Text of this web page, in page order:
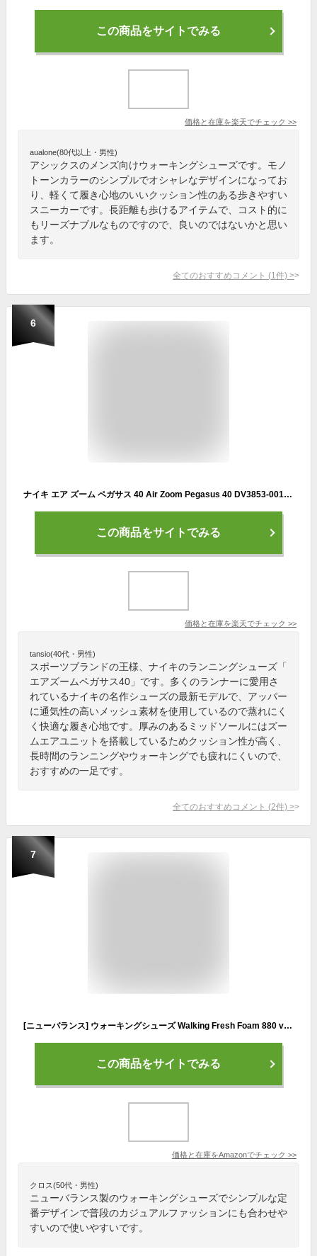
この商品をサイトでみる
価格と在庫を楽天でチェック >>
aualone(80代以上・男性)
アシックスのメンズ向けウォーキングシューズです。モノ
トーンカラーのシンプルでオシャレなデザインになってお
り、軽くて履き心地のいいクッション性のある歩きやすい
スニーカーです。長距離も歩けるアイテムで、コスト的に
もリーズナブルなものですので、良いのではないかと思い
ます。
全てのおすすめコメント (1 件) >
6
ナイキ エア ズーム ペガサス 40 Air Zoom Pegasus 40 DV3853-001 メンズ 陸上/ランニングシューズ : ブラック×ホワイト NIKE DV3853 001
この商品をサイトでみる
価格と在庫を楽天でチェック >>
tansio(40代・男性)
スポーツブランドの王様、ナイキのランニングシューズ「
エアズームペガサス40」です。多くのランナーに愛用さ
れているナイキの名作シューズの最新モデルで、アッパー
に通気性の高いメッシュ素材を使用しているので蒸れにく
く快適な履き心地です。厚みのあるミッドソールにはズー
ムエアユニットを搭載しているためクッション性が高く、
長時間のランニングやウォーキングでも疲れにくいので、
おすすめの一足です。
全てのおすすめコメント (2件) >
7
[ニューバランス] ウォーキングシューズ Walking Fresh Foam 880 v6 メンズ CG6(GRAY) 29.0 cm 4E
この商品をサイトでみる
価格と在庫をAmazonでチェック >>
クロス(50代・男性)
ニューバランス製のウォーキングシューズでシンプルな定
番デザインで普段のカジュアルファッションにも合わせや
すいので使いやすいです。